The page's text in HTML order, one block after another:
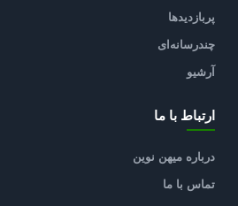
پربازدیدها
چندرسانه‌ای
آرشیو
ارتباط با ما
درباره میهن نوین
تماس با ما